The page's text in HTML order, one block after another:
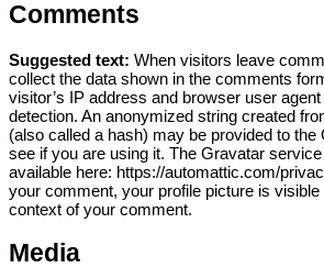
Comments
Suggested text: When visitors leave
collect the data shown in the comments
visitor’s IP address and browser user
detection. An anonymized string created
(also called a hash) may be provided to
see if you are using it. The Gravatar
available here: https://automattic.com/
your comment, your profile picture is visible
context of your comment.
Media